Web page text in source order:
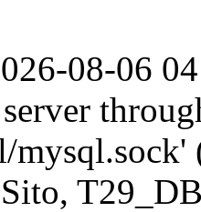
08-06
mysql.sock'